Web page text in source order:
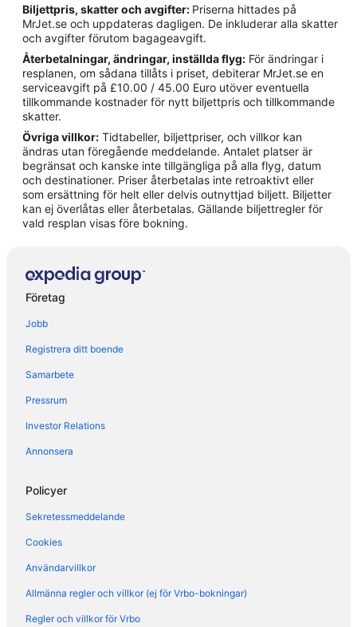
Hotell i San Felice del Benaco
Hotell i Toscolano-Maderno
Hotell i Tremosine
Hotell i Voltino
Vandrarhem i Limone sul Garda
3-Stjärniga hotell i Limone sul Garda
Biljettpris, skatter och avgifter: Priserna hittades på
MrJet.se och uppdateras dagligen. De inkluderar alla skatter
och avgifter förutom bagageavgift.
Återbetalningar, ändringar, inställda flyg: För ändringar i
resplanen, om sådana tillåts i priset, debiterar MrJet.se en
serviceavgift på £10.00 / 45.00 Euro utöver eventuella
tillkommande kostnader för nytt biljettpris och tillkommande
skatter.
Övriga villkor: Tidtabeller, biljettpriser, och villkor kan
ändras utan föregående meddelande. Antalet platser är
begränsat och kanske inte tillgängliga på alla flyg, datum
och destinationer. Priser återbetalas inte retroaktivt eller
som ersättning för helt eller delvis outnyttjad biljett. Biljetter
kan ej överlåtas eller återbetalas. Gällande biljettregler för
vald resplan visas före bokning.
Företag
Jobb
Registrera ditt boende
Samarbete
Pressrum
Investor Relations
Annonsera
Policyer
Sekretessmeddelande
Cookies
Användarvillkor
Allmänna regler och villkor (ej för Vrbo-bokningar)
Regler och villkor för Vrbo